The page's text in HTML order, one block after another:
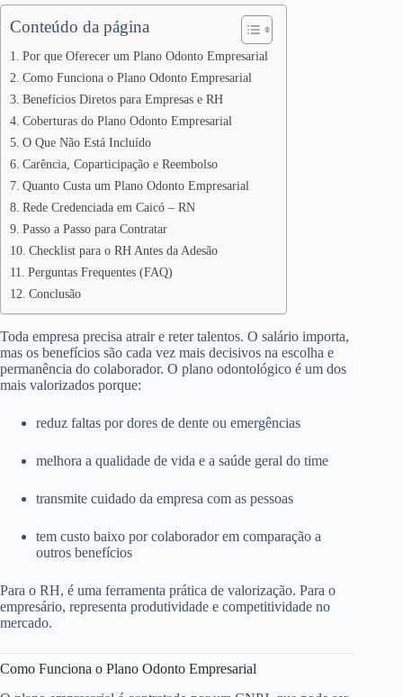
Conteúdo da página
Por que Oferecer um Plano Odonto Empresarial
Como Funciona o Plano Odonto Empresarial
Benefícios Diretos para Empresas e RH
Coberturas do Plano Odonto Empresarial
O Que Não Está Incluído
Carência, Coparticipação e Reembolso
Quanto Custa um Plano Odonto Empresarial
Rede Credenciada em Caicó – RN
Passo a Passo para Contratar
Checklist para o RH Antes da Adesão
Perguntas Frequentes (FAQ)
Conclusão
Toda empresa precisa atrair e reter talentos. O salário importa,
mas os benefícios são cada vez mais decisivos na escolha e
permanência do colaborador. O plano odontológico é um dos
mais valorizados porque:
reduz faltas por dores de dente ou emergências
melhora a qualidade de vida e a saúde geral do time
transmite cuidado da empresa com as pessoas
tem custo baixo por colaborador em comparação a
outros benefícios
Para o RH, é uma ferramenta prática de valorização. Para o
empresário, representa produtividade e competitividade no
mercado.
Como Funciona o Plano Odonto Empresarial